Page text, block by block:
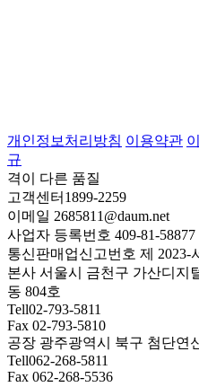
개인정보처리방침 이용약관
규
격이 다른 품질
고객센터 1899-2259
이메일 2685811@daum.net
사업자 등록번호 409-81-58877
통신판매업신고번호 제 2023-
본사 서울시 금천구 가산디지
동 804호
Tell02-793-5811
Fax 02-793-5810
공장 광주광역시 북구 첨단연
Tell062-268-5811
Fax 062-268-5536